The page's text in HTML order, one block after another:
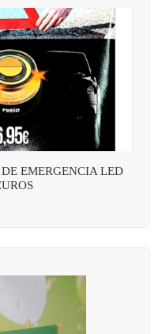
EMERGENCIA LED